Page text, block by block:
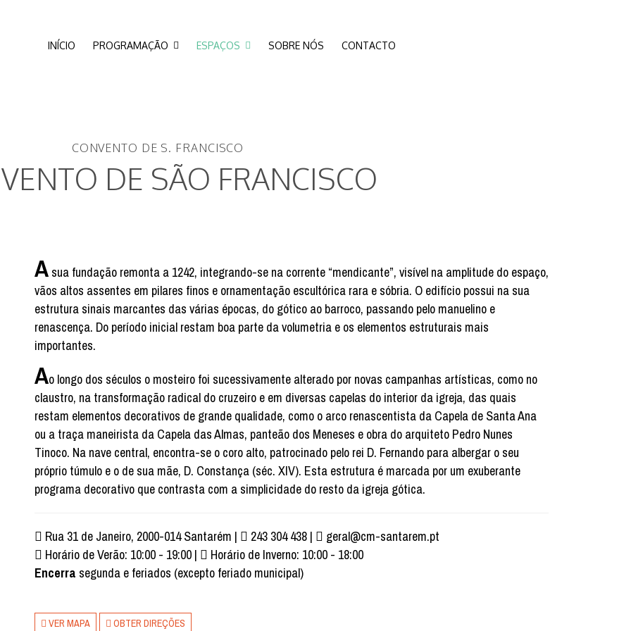
INÍCIO PROGRAMAÇÃO ESPAÇOS SOBRE NÓS CONTACTO
CONVENTO DE S. FRANCISCO
DE SÃO FRANCISCO
A sua fundação remonta a 1242, integrando-se na corrente “mendicante”, visível na amplitude do espaço,
vãos altos assentes em pilares finos e ornamentação escultórica rara e sóbria. O edifício possui na sua
estrutura sinais marcantes das várias épocas, do gótico ao barroco, passando pelo manuelino e
renascença. Do período inicial restam boa parte da volumetria e os elementos estruturais mais
importantes.
Ao longo dos séculos o mosteiro foi sucessivamente alterado por novas campanhas artísticas, como no
claustro, na transformação radical do cruzeiro e em diversas capelas do interior da igreja, das quais
restam elementos decorativos de grande qualidade, como o arco renascentista da Capela de Santa Ana
ou a traça maneirista da Capela das Almas, panteão dos Meneses e obra do arquiteto Pedro Nunes
Tinoco. Na nave central, encontra-se o coro alto, patrocinado pelo rei D. Fernando para albergar o seu
próprio túmulo e o de sua mãe, D. Constança (séc. XIV). Esta estrutura é marcada por um exuberante
programa decorativo que contrasta com a simplicidade do resto da igreja gótica.
Rua 31 de Janeiro, 2000-014 Santarém | 243 304 438 |
geral@cm-santarem.pt
Horário de Verão: 10:00 - 19:00 |
Horário de Inverno: 10:00 - 18:00
Encerra segunda e feriados (excepto feriado municipal)
VER MAPA OBTER DIREÇÕES